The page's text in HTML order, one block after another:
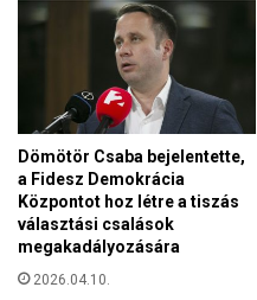
Dömötör Csaba bejelentette,
a Fidesz Demokrácia
Központot hoz létre a tiszás
választási csalások
megakadályozására
2026.04.10.